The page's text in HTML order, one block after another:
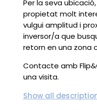
Per la seva
propietat molt
vulgui amplitud i
inversor/a que
retorn en una zona
Contacte amb
una visita.
Show all